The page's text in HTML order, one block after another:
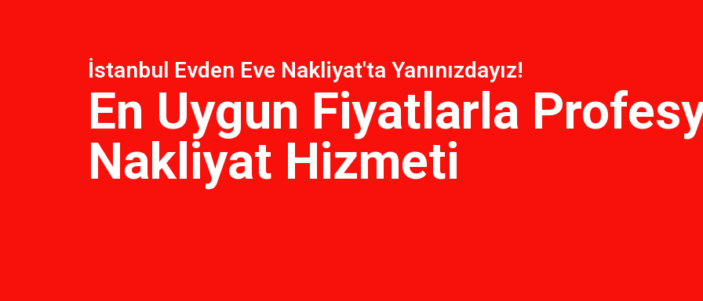
İstanbul Evden Eve Nakliyat'ta Yanınızdayız!
En Uygun Fiyatlarla
Nakliyat Hizmeti